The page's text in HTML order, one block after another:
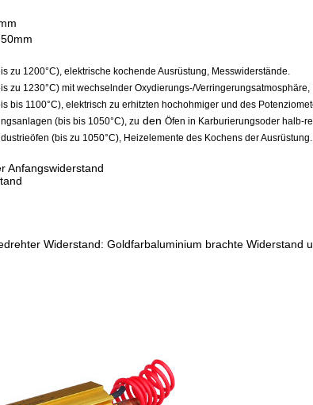
zu 1200°C), elektrische kochende Ausrüstung, Messwiderstände.
zu 1230°C) mit wechselnder Oxydierungs-/
bis 1100°C), elektrisch zu erhitzten hochohmiger und des
(bis bis 1050°C), zu den Öfen in Karburierungsoder halb-
(bis zu 1050°C), Heizelemente des Kochens der Ausrüstung.
Anfangswiderstand
Widerstand: Goldfarbaluminium brachte Widerstand